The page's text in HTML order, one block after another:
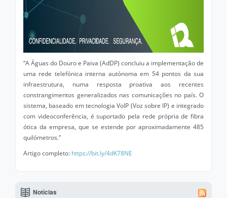
“A Águas do Douro e Paiva (AdDP) concluiu a implementação de
uma rede telefónica interna autónoma em 54 pontos da sua
infraestrutura, numa resposta proativa aos recentes
constrangimentos generalizados nas comunicações no país. O
sistema, baseado em tecnologia VoIP (Voz sobre IP) e integrado
com videoconferência, é suportado pela rede própria de fibra
ótica da empresa, que se estende por aproximadamente 485
quilómetros.”
Artigo completo: https://bit.ly/4dK78NE
Notícias